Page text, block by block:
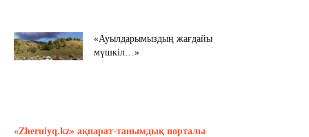
«Ауылдарымыздың жағдайы
мүшкіл…»
«Zheruiyq.kz» ақпарат-танымдық порталы